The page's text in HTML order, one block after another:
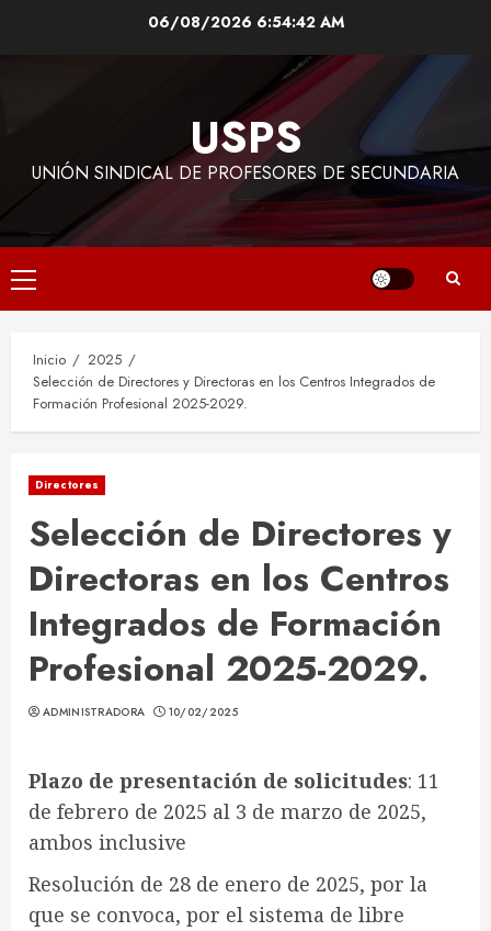
06/08/2026 6:54:43 AM
USPS
UNIÓN SINDICAL DE PROFESORES DE SECUNDARIA
Menú
principal
Inicio
2025
Selección de Directores y Directoras en los Centros Integrados de
Formación Profesional 2025-2029.
Directores
Selección de Directores y
Directoras en los Centros
Integrados de Formación
Profesional 2025-2029.
ADMINISTRADORA 10/02/2025
Plazo de presentación de solicitudes: 11
de febrero de 2025 al 3 de marzo de 2025,
ambos inclusive
Resolución de 28 de enero de 2025, por la
que se convoca, por el sistema de libre